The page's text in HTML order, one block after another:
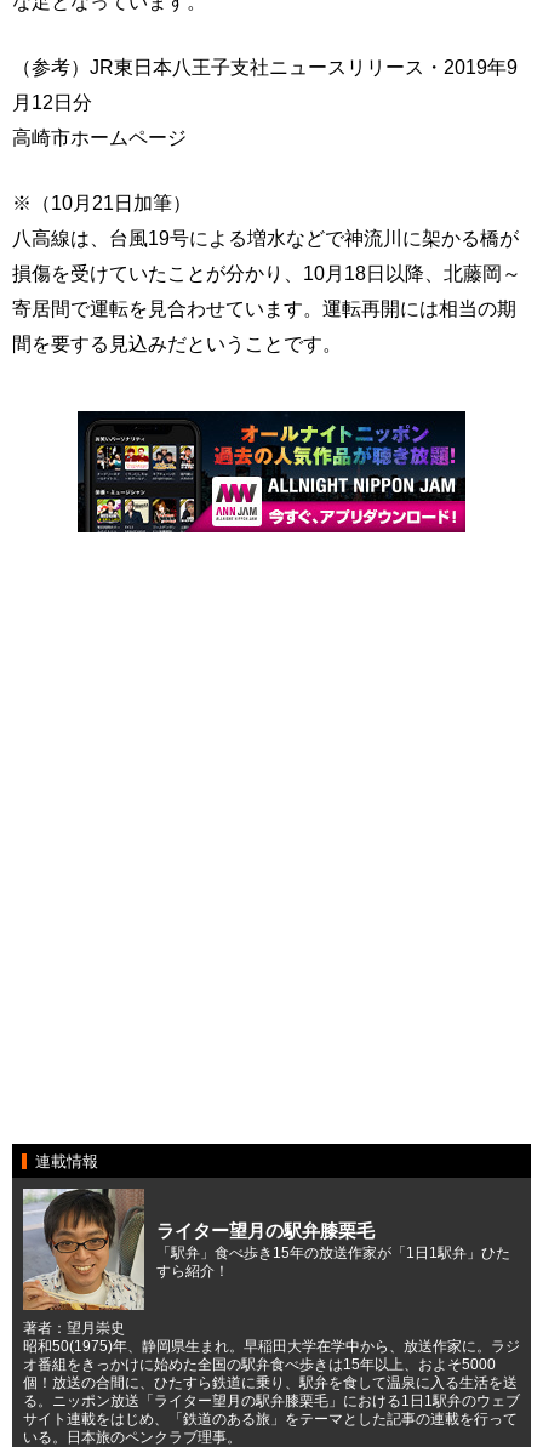
（参考）JR東日本八王子支社ニュースリリース・2019年9
月12日分
高崎市ホームページ
※（10月21日加筆）
八高線は、台風19号による増水などで神流川に架かる橋が
損傷を受けていたことが分かり、10月18日以降、北藤岡～
寄居間で運転を見合わせています。運転再開には相当の期
間を要する見込みだということです。
連載情報
ライター望月の駅弁膝栗毛
「駅弁」食べ歩き15年の放送作家が「1日1駅弁」ひた
すら紹介！
著者：望月崇史
昭和50(1975)年、静岡県生まれ。早稲田大学在学中から、放送作家に。ラジ
オ番組をきっかけに始めた全国の駅弁食べ歩きは15年以上、およそ5000
個！放送の合間に、ひたすら鉄道に乗り、駅弁を食して温泉に入る生活を送
る。ニッポン放送「ライター望月の駅弁膝栗毛」における1日1駅弁のウェブ
サイト連載をはじめ、「鉄道のある旅」をテーマとした記事の連載を行って
いる。日本旅のペンクラブ理事。